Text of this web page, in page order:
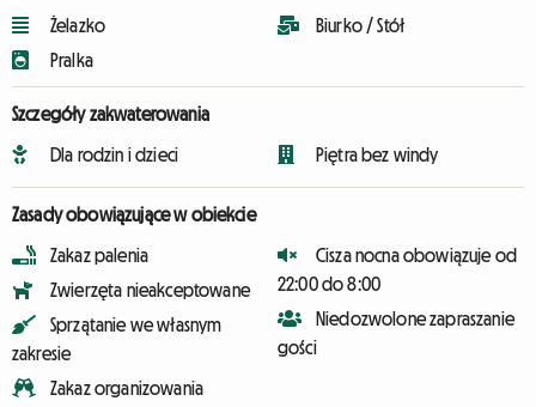
Żelazko
Pralka
Biurko / Stół
Szczegóły zakwaterowania
Dla rodzin i dzieci Piętra bez windy
Zasady obowiązujące w obiekcie
Zakaz palenia
Zwierzęta nieakceptowane
Sprzątanie we własnym
zakresie
Zakaz organizowania
Cisza nocna obowiązuje od
22:00 do 8:00
Niedozwolone zapraszanie
gości